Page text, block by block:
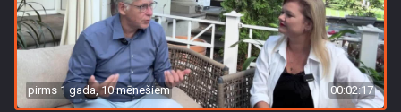
pirms 1 gada, 10 mēnešiem 00:02:17